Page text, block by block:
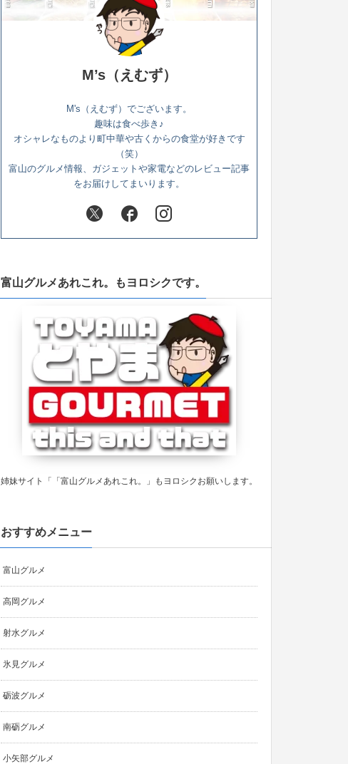
M’s（えむず）
M's（えむず）でございます。
趣味は食べ歩き♪
オシャレなものより町中華や古くからの食堂が好きです
（笑）
富山のグルメ情報、ガジェットや家電などのレビュー記事
をお届けしてまいります。
富山グルメあれこれ。もヨロシクです。
姉妹サイト「「富山グルメあれこれ。」もヨロシクお願いします。
おすすめメニュー
富山グルメ
高岡グルメ
射水グルメ
氷見グルメ
砺波グルメ
南砺グルメ
小矢部グルメ